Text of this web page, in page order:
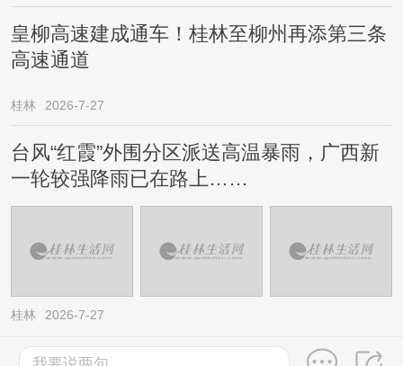
皇柳高速建成通车！桂林至柳州再添第三条
高速通道
桂林 2026-7-27
台风“红霞”外围分区派送高温暴雨，广西新
一轮较强降雨已在路上……
桂林 2026-7-27